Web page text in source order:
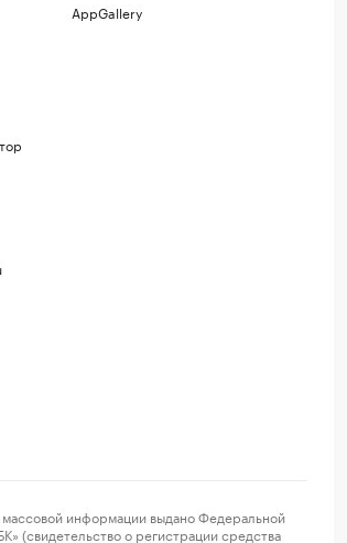
AppGallery
информации выдано Федеральной
(свидетельство о регистрации средства